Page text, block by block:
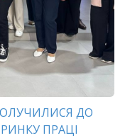
ДО
ПРАЦІ